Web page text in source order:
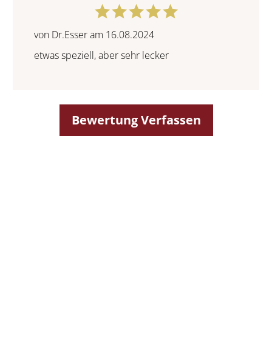
von Dr.Esser am 16.08.2024
etwas speziell, aber sehr lecker
Bewertung Verfassen